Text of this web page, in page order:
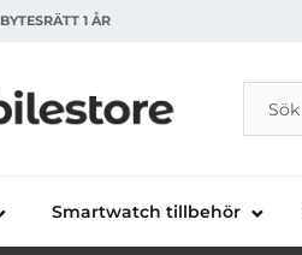
BYTESRÄTT 1 ÅR
Startsidan för Danira Telecom
Sök
Sök
Smartwatch tillbehör